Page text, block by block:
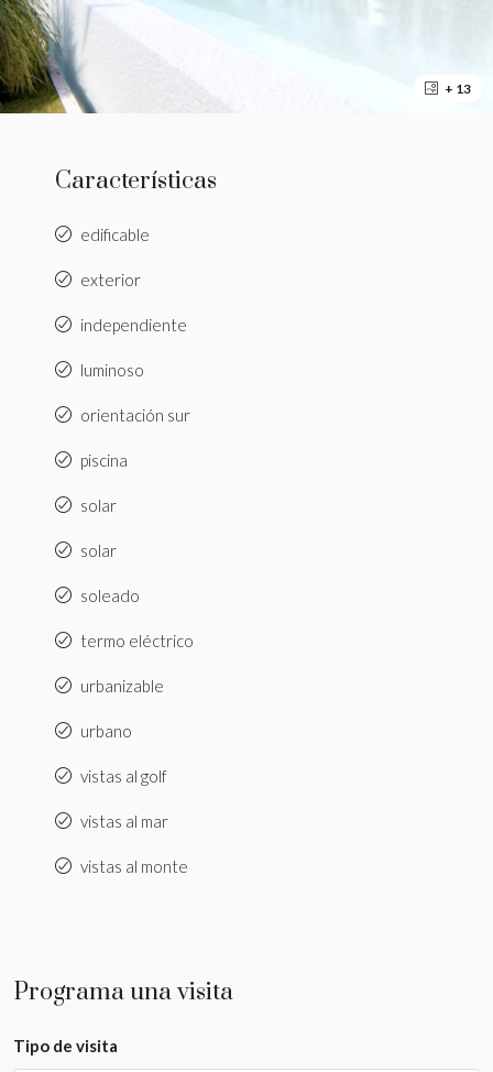
+ 13
Características
edificable
exterior
independiente
luminoso
orientación sur
piscina
solar
solar
soleado
termo eléctrico
urbanizable
urbano
vistas al golf
vistas al mar
vistas al monte
Programa una visita
Tipo de visita